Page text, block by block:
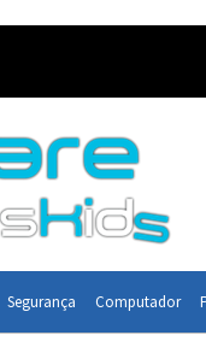
Segurança Computador